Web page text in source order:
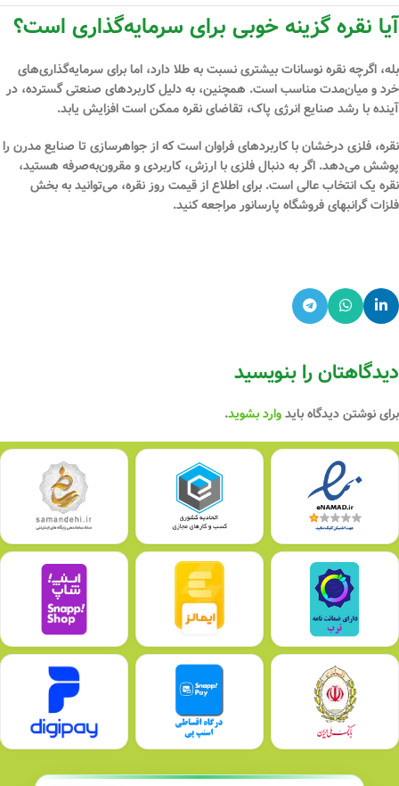
آیا نقره گزینه خوبی برای سرمایه‌گذاری است؟
بله، اگرچه نقره نوسانات بیشتری نسبت به طلا دارد، اما برای سرمایه‌گذاری‌های
خرد و میان‌مدت مناسب است. همچنین، به دلیل کاربردهای صنعتی گسترده، در
آینده با رشد صنایع انرژی پاک، تقاضای نقره ممکن است افزایش یابد.
نقره، فلزی درخشان با کاربردهای فراوان است که از جواهرسازی تا صنایع مدرن را
پوشش می‌دهد. اگر به دنبال فلزی با ارزش، کاربردی و مقرون‌به‌صرفه هستید،
نقره یک انتخاب عالی است. برای اطلاع از قیمت روز نقره، می‌توانید به بخش
فلزات گرانبهای فروشگاه پارسانورمراجعه کنید.
دیدگاهتان را بنویسید
برای نوشتن دیدگاه بایدوارد بشوید.